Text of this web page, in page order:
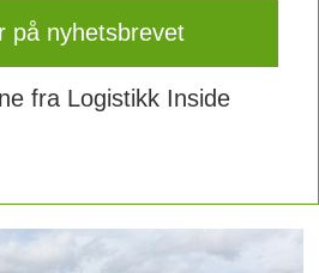
fra Logistikk Inside